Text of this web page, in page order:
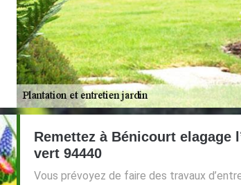
Remettez à Bénicourt elagage
vert 94440
Vous prévoyez de faire des travaux